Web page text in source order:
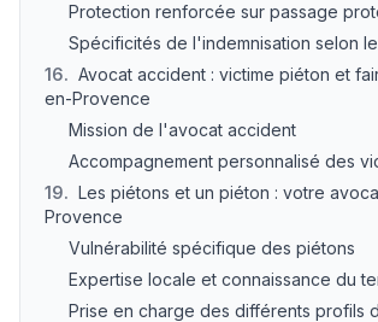
Protection renforcée sur passage
Spécificités de l'indemnisation selon
16. Avocat accident : victime piéton et
en-Provence
Mission de l'avocat accident
Accompagnement personnalisé des
19. Les piétons et un piéton : votre
Provence
Vulnérabilité spécifique des piétons
Expertise locale et connaissance du
Prise en charge des différents profils